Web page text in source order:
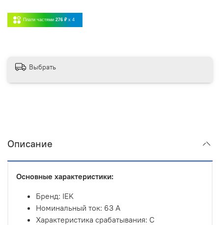
Плати частями 276 ₽ x 4
Выбрать
Описание
Основные характеристики:
Бренд: IEK
Номинальный ток: 63 А
Характеристика срабатывания: C